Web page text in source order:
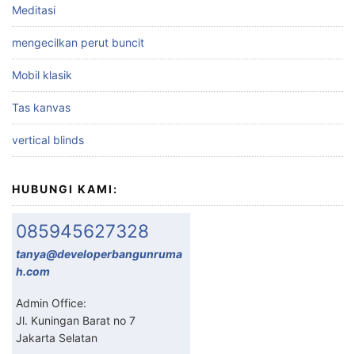
Meditasi
mengecilkan perut buncit
Mobil klasik
Tas kanvas
vertical blinds
HUBUNGI KAMI:
085945627328
tanya@developerbangunruma
h.com
Admin Office:
Jl. Kuningan Barat no 7
Jakarta Selatan